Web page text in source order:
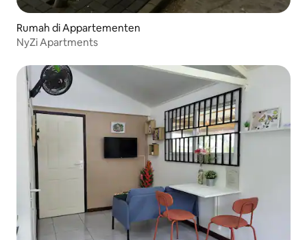
Rumah di Appartementen
NyZi Apartments